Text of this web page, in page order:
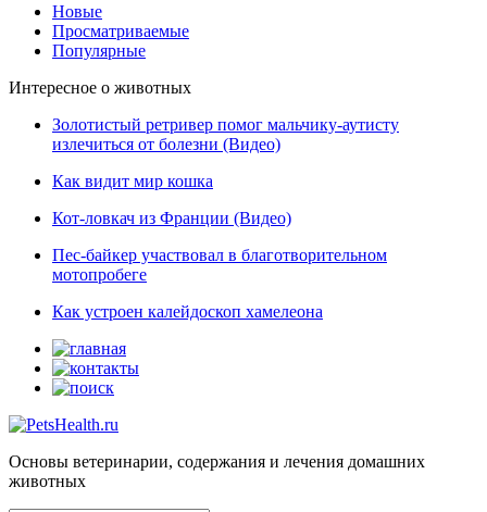
Новые
Просматриваемые
Популярные
Интересное о животных
Золотистый ретривер помог мальчику-аутисту
излечиться от болезни (Видео)
Как видит мир кошка
Кот-ловкач из Франции (Видео)
Пес-байкер участвовал в благотворительном
мотопробеге
Как устроен калейдоскоп хамелеона
Основы ветеринарии, содержания и лечения домашних
животных